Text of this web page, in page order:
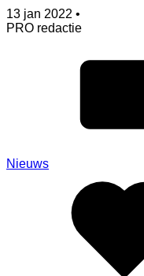
13 jan 2022 •
PRO redactie
Nieuws